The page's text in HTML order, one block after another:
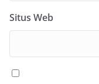
Situs Web